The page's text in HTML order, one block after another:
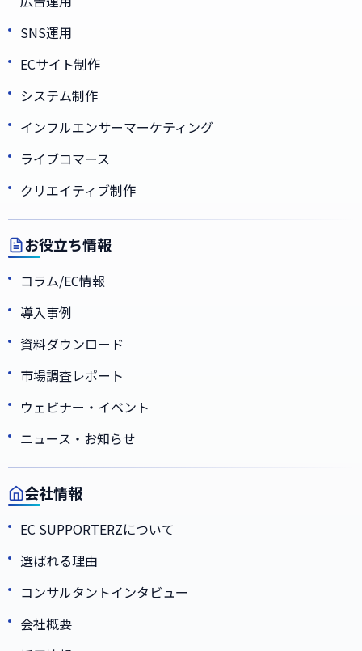
SNS運用
ECサイト制作
システム制作
インフルエンサーマーケティング
ライブコマース
クリエイティブ制作
お役立ち情報
コラム/EC情報
導入事例
資料ダウンロード
市場調査レポート
ウェビナー・イベント
ニュース・お知らせ
会社情報
EC SUPPORTERZについて
選ばれる理由
コンサルタントインタビュー
会社概要